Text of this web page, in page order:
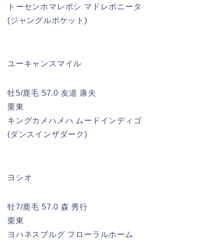
トーセンホマレボシ マドレボニータ
(ジャングルポケット)
ユーキャンスマイル
牡5/鹿毛 57.0 友道 康夫
栗東
キングカメハメハ ムードインディゴ
(ダンスインザダーク)
ヨシオ
牡7/鹿毛 57.0 森 秀行
栗東
ヨハネスブルグ フローラルホーム